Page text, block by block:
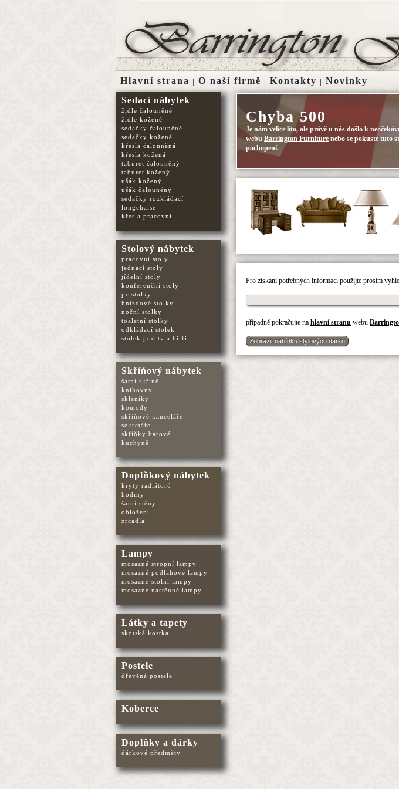
Chyba 500
Je nám velice líto, ale právě u nás došlo k
webu Barrington Furniturenebo se pokuste tuto
pochopení.
Pro získání potřebných informací použijte prosím
případně pokračujte na hlavní stranuwebu
Zobrazit nabídku stylových dárků
Sedací nábytek
židle čalouněné
židle kožené
sedačky čalouněné
sedačky kožené
křesla čalouněná
křesla kožená
taburet čalouněný
taburet kožený
ušák kožený
ušák čalouněný
sedačky rozkládací
longchaise
křesla pracovní
Stolový nábytek
pracovní stoly
jednací stoly
jídelní stoly
konferenční stoly
pc stolky
hnízdové stolky
noční stolky
toaletní stolky
odkládací stolek
stolek pod tv a hi-fi
Skříňový nábytek
šatní skříně
knihovny
skleníky
komody
skříňové kanceláře
sekretáře
skříňky barové
kuchyně
Doplňkový nábytek
kryty radiátorů
hodiny
šatní stěny
obložení
zrcadla
Lampy
mosazné stropní lampy
mosazné podlahové lampy
mosazné stolní lampy
mosazné nastěnné lampy
Látky a tapety
skotská kostka
Postele
dřevěné postele
Koberce
Doplňky a dárky
dárkové předměty
Hlavní strana | O naší firmě | Kontakty | Novinky